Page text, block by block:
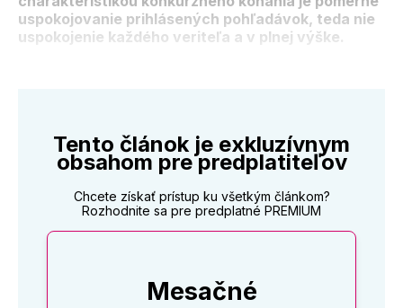
uspokojovanie prihlásených pohľadávok, teda nie
uspokojenie každého veriteľa a v plnej výške.
Tento článok je exkluzívnym
obsahom pre predplatiteľov
Chcete získať prístup ku všetkým článkom?
Rozhodnite sa pre predplatné PREMIUM
Mesačné